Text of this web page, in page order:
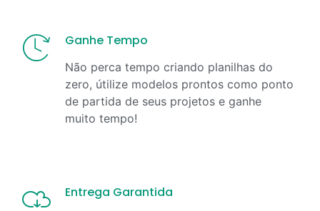
Ganhe Tempo
Não perca tempo criando planilhas do
zero, útilize modelos prontos como ponto
de partida de seus projetos e ganhe
muito tempo!
Entrega Garantida